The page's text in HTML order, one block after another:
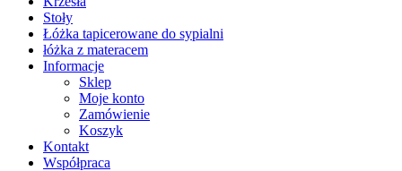
Stoły
Łóżka tapicerowane do sypialni
łóżka z materacem
Informacje
Sklep
Moje konto
Zamówienie
Koszyk
Kontakt
Współpraca